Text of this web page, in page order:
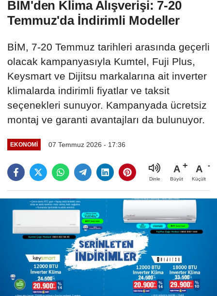
BİM'den Klima Alışverişi: 7-20
Temmuz'da İndirimli Modeller
BİM, 7-20 Temmuz tarihleri arasında geçerli
olacak kampanyasıyla Kumtel, Fuji Plus,
Keysmart ve Dijitsu markalarına ait inverter
klimalarda indirimli fiyatlar ve taksit
seçenekleri sunuyor. Kampanyada ücretsiz
montaj ve garanti avantajları da bulunuyor.
EKONOMI 07 Temmuz 2026 - 17:36
Dinle
A
Büyüt
A
Küçült